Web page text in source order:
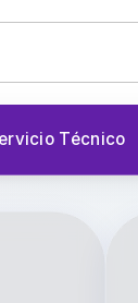
Técnico